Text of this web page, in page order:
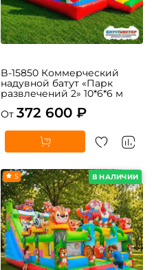
B-15850 Коммерческий
развлечений 2» 10*6*6 м
От 372 600 ₽
В НАЛИЧИИ
5